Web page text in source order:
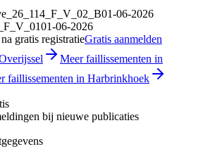
01-06-2026
01-06-2026
gratis registratieGratis aanmelden
Meer faillissementen in
faillissementen in Harbrinkhoek
bij nieuwe publicaties